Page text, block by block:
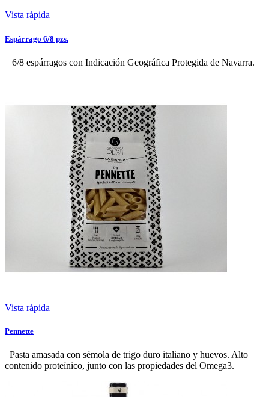
Vista rápida
Espárrago 6/8 pzs.
6/8 espárragos con Indicación Geográfica Protegida de Navarra.
Vista rápida
Pennette
Pasta amasada con sémola de trigo duro italiano y huevos. Alto
contenido proteínico, junto con las propiedades del Omega3.